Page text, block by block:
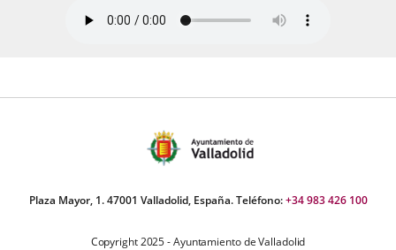
Plaza Mayor, 1. 47001 Valladolid, España. Teléfono:+34 983 426 100
Copyright 2025 - Ayuntamiento de Valladolid